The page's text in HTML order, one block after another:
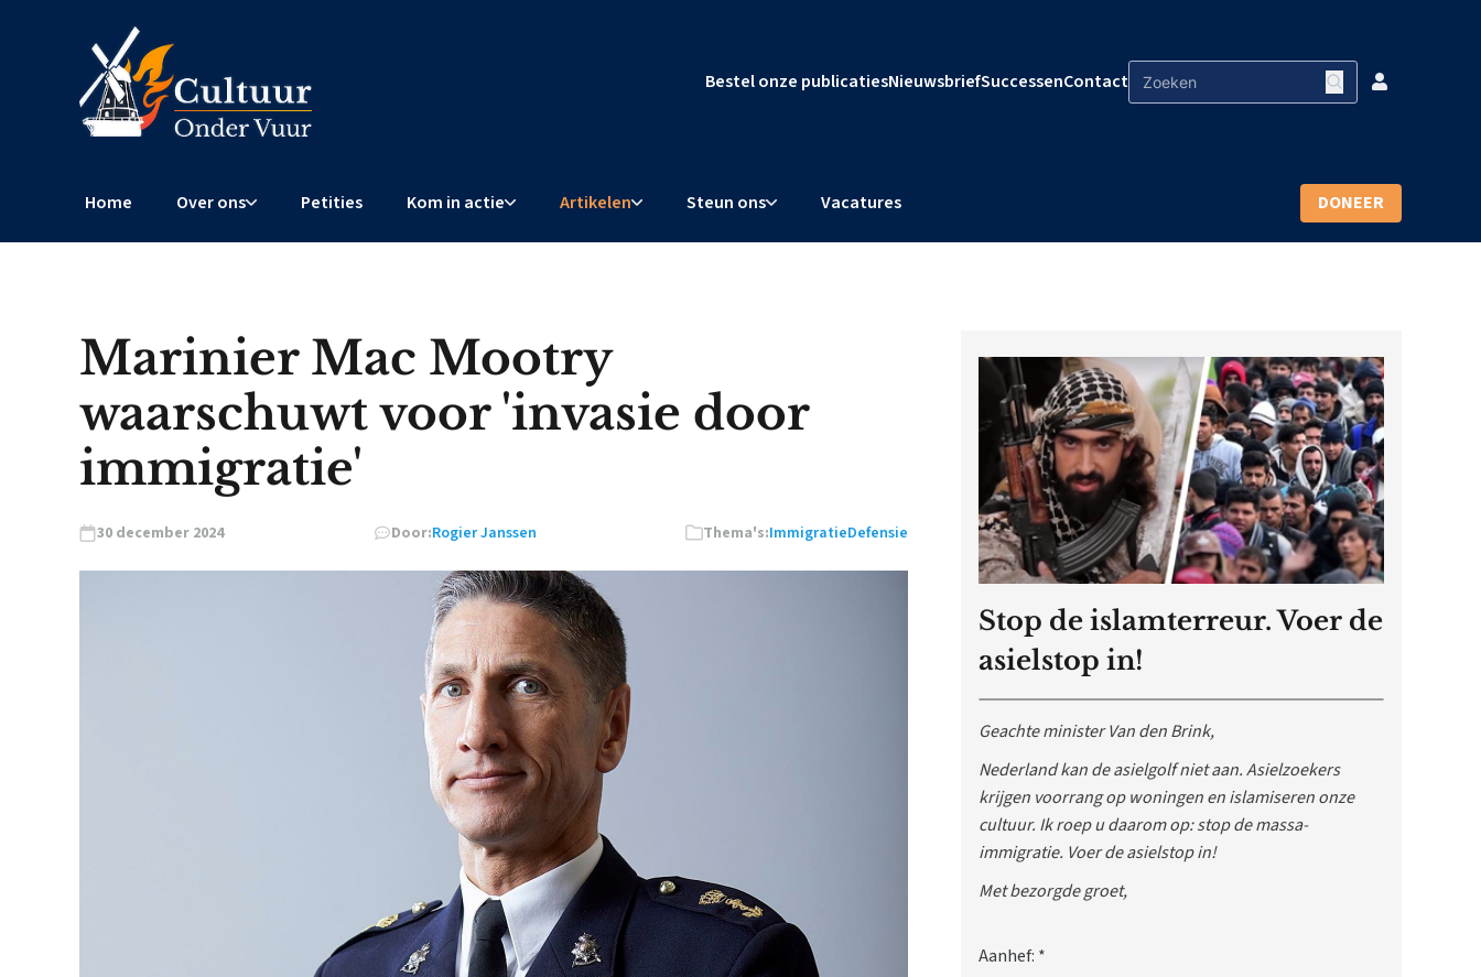
Bestel onze publicatiesNieuwsbriefSuccessenContact
Home Over ons Petities Kom in actie Artikelen Steun ons Vacatures DONEER
Marinier Mac Mootry
waarschuwt voor 'invasie door
immigratie'
30 december 2024 Door:Rogier Janssen Thema's:ImmigratieDefensie
Stop de islamterreur. Voer de
asielstop in!
Geachte minister Van den Brink,
Nederland kan de asielgolf niet aan. Asielzoekers
krijgen voorrang op woningen en islamiseren onze
cultuur. Ik roep u daarom op: stop de massa-
immigratie. Voer de asielstop in!
Met bezorgde groet,
Aanhef: *